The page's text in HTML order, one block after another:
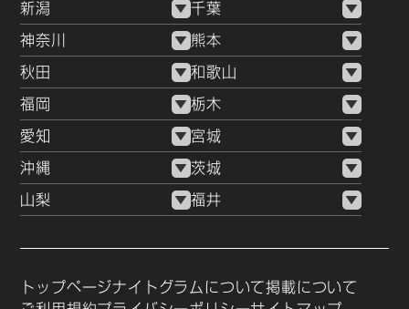
待や、自分へのご褒美の夜にふさわしい、大満足の空間が整
っています。
─────────────────────
【2】松本のキャバクラ・ラウンジの料金相場
─────────────────────
松本エリアのナイトスポットは、都心部の有名店にも引けを
取らない至高のサービスを提供しながらも、非常にリーズナ
新潟 千葉
神奈川 熊本
秋田 和歌山
福岡 栃木
愛知 宮城
沖縄 茨城
山梨 福井
トップページナイトグラムについて掲載について